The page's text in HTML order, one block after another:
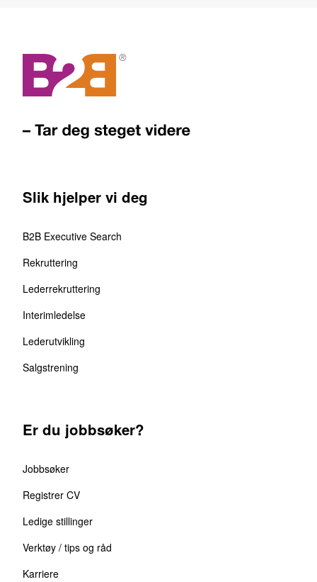
Slik hjelper vi deg
B2B Executive Search
Rekruttering
Lederrekruttering
Interimledelse
Lederutvikling
Salgstrening
Er du jobbsøker?
Jobbsøker
Registrer CV
Ledige stillinger
Verktøy / tips og råd
Karriere